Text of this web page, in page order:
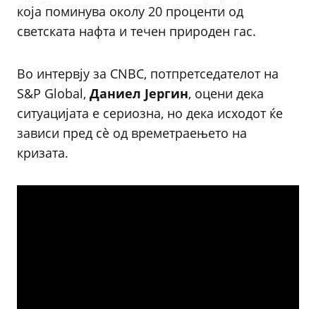
која поминува околу 20 проценти од
светската нафта и течен природен гас.
Во интервју за CNBC, потпретседателот на
S&P Global, Даниел Јергин, оцени дека
ситуацијата е сериозна, но дека исходот ќе
зависи пред сè од времетраењето на
кризата.